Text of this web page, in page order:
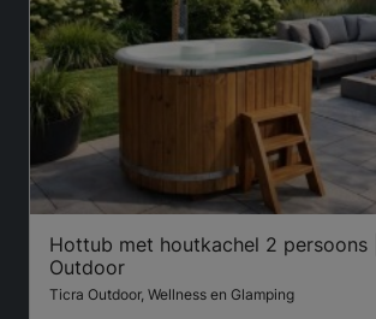
Hottub met houtkachel 2 persoons
Outdoor
Ticra Outdoor, Wellness en Glamping